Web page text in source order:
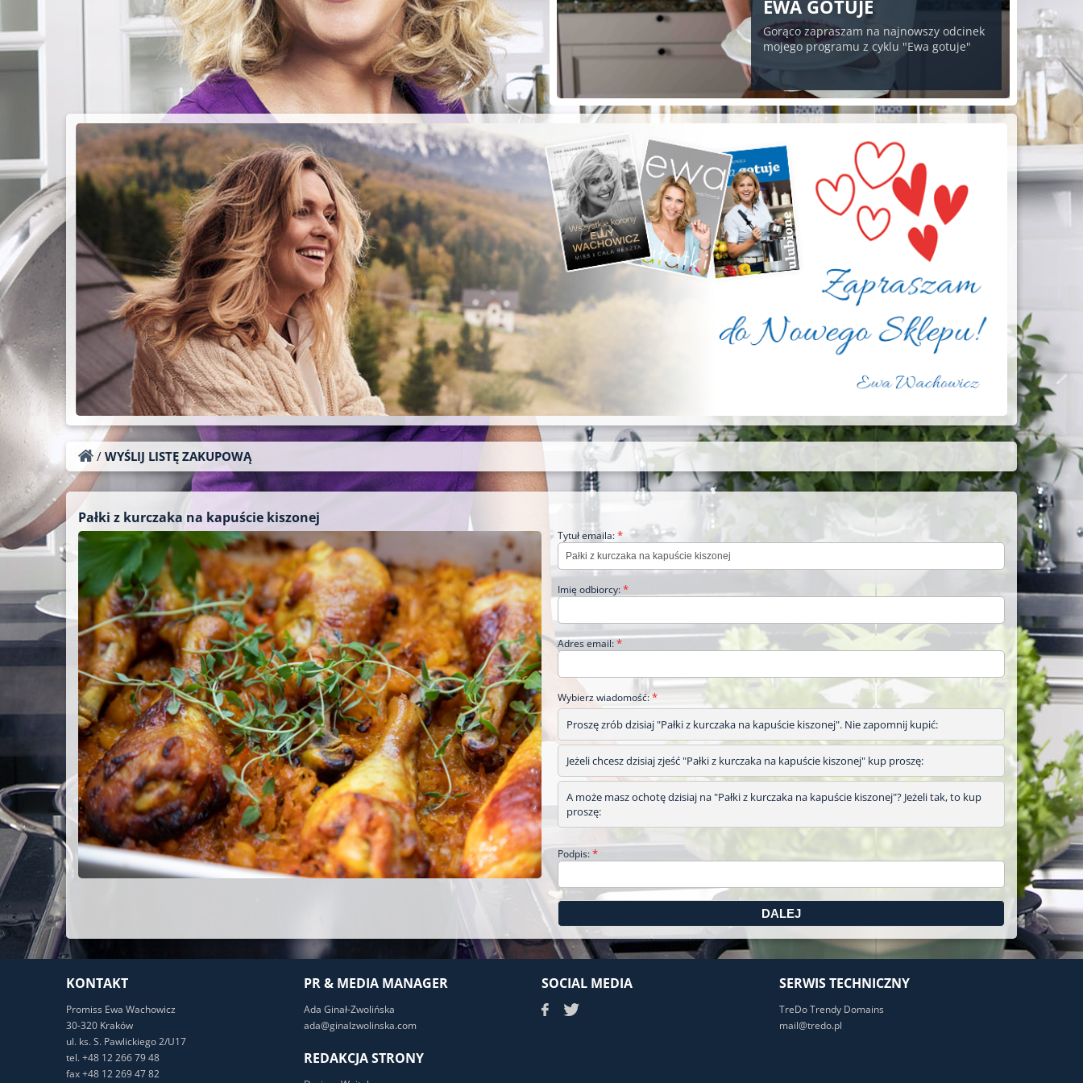
PIECZYSTE POD
CHMURKĄ!
Przepisy na grilla;-)
EWA GOTUJE
Gorąco zapraszam na najnowszy odcinek
mojego programu z cyklu "Ewa gotuje"
/ WYŚLIJ LISTĘ ZAKUPOWĄ
Pałki z kurczaka na kapuście kiszonej
Tytuł emaila:*
Imię odbiorcy:*
Adres email:*
Wybierz wiadomość:*
Proszę zrób dzisiaj "Pałki z kurczaka na kapuście kiszonej". Nie zapomnij kupić:
Jeżeli chcesz dzisiaj zjeść "Pałki z kurczaka na kapuście kiszonej" kup proszę:
A może masz ochotę dzisiaj na "Pałki z kurczaka na kapuście kiszonej"? Jeżeli tak, to kup
proszę:
Podpis:*
KONTAKT
Promiss Ewa Wachowicz
30-320 Kraków
ul. ks. S. Pawlickiego 2/U17
tel. +48 12 266 79 48
fax +48 12 269 47 82
PR & MEDIA MANAGER
Ada Ginał-Zwolińska
ada@ginalzwolinska.com
REDAKCJA STRONY
SOCIAL MEDIA SERWIS TECHNICZNY
TreDo Trendy Domains
mail@tredo.pl